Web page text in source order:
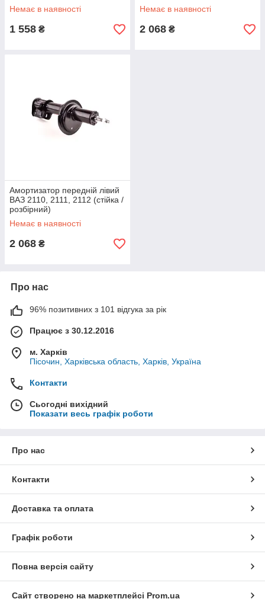
Немає в наявності
1 558 ₴
Немає в наявності
2 068 ₴
Амортизатор передній лівий
ВАЗ 2110, 2111, 2112 (стійка /
розбірний)
Немає в наявності
2 068 ₴
Про нас
96% позитивних з 101 відгука за рік
Працює з 30.12.2016
м. Харків
Пісочин, Харківська область, Харків, Україна
Контакти
Сьогодні вихідний
Показати весь графік роботи
Про нас
Контакти
Доставка та оплата
Графік роботи
Повна версія сайту
Сайт створено на маркетплейсі Prom.ua